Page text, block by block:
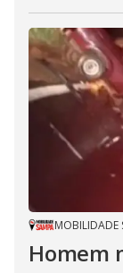
MOBILIDADE
Homem